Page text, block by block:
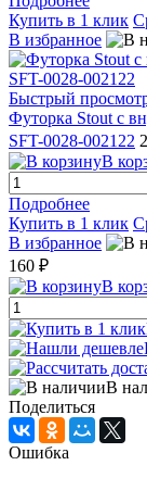
Купить в 1 клик
В избранное
Быстрый
Футорка Stout с
SFT-0028-002122
В
Подробнее
Купить в 1 клик
В избранное
160 ₽
В
В
Поделиться
Ошибка